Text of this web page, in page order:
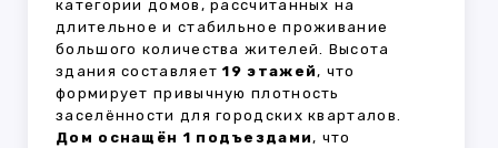
категории домов, рассчитанных на
длительное и стабильное проживание
большого количества жителей. Высота
здания составляет19 этажей, что
формирует привычную плотность
заселённости для городских кварталов.
Дом оснащён 1 подъездами, что